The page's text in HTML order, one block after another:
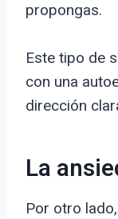
propongas.
Este tipo de
con una
dirección
La
Por otro